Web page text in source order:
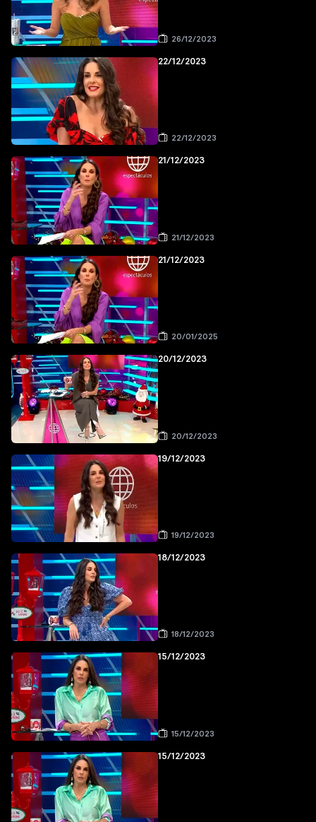
26/12/2023
22/12/2023
22/12/2023
21/12/2023
21/12/2023
21/12/2023
20/01/2025
20/12/2023
20/12/2023
19/12/2023
19/12/2023
18/12/2023
18/12/2023
15/12/2023
15/12/2023
15/12/2023